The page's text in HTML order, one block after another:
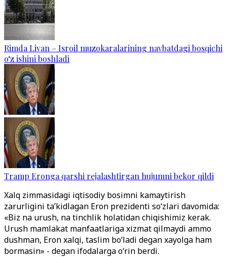
Rimda Livan – Isroil muzokaralarining navbatdagi bosqichi
o‘z ishini boshladi
Tramp Eronga qarshi rejalashtirgan hujumni bekor qildi
Xalq zimmasidagi iqtisodiy bosimni kamaytirish
zarurligini ta’kidlagan Eron prezidenti so‘zlari davomida:
«Biz na urush, na tinchlik holatidan chiqishimiz kerak.
Urush mamlakat manfaatlariga xizmat qilmaydi ammo
dushman, Eron xalqi, taslim bo‘ladi degan xayolga ham
bormasin» - degan ifodalarga o‘rin berdi.